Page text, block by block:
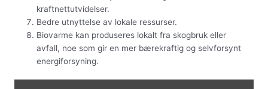
kraftnettutvidelser.
Bedre utnyttelse av lokale ressurser.
Biovarme kan produseres lokalt fra skogbruk eller
avfall, noe som gir en mer bærekraftig og selvforsynt
energiforsyning.